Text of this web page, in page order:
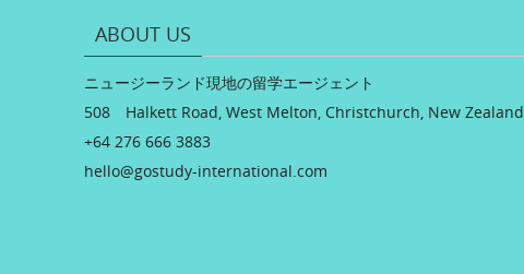
ABOUT US
ニュージーランド現地の留学エージェント
508 Halkett Road, West Melton, Christchurch, New Zealand
+64 276 666 3883
hello@gostudy-international.com